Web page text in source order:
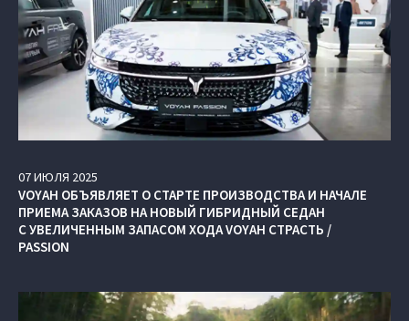
07ИЮЛЯ 2025
VOYAH ОБЪЯВЛЯЕТ О СТАРТЕ ПРОИЗВОДСТВА И НАЧАЛЕ
ПРИЕМА ЗАКАЗОВ НА НОВЫЙ ГИБРИДНЫЙ СЕДАН
С УВЕЛИЧЕННЫМ ЗАПАСОМ ХОДА VOYAH СТРАСТЬ /
PASSION